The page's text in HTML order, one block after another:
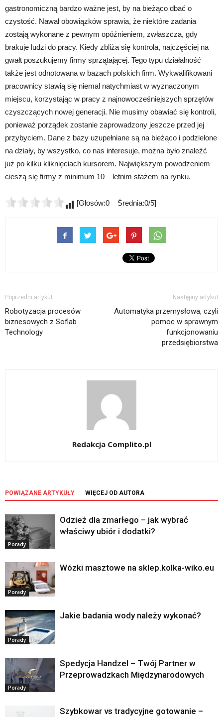
gastronomiczną bardzo ważne jest, by na bieżąco dbać o
czystość. Nawał obowiązków sprawia, że niektóre zadania
zostają wykonane z pewnym opóźnieniem, zwłaszcza, gdy
brakuje ludzi do pracy. Kiedy zbliża się kontrola, najczęściej na
gwałt poszukujemy firmy sprzątającej. Tego typu działalność
także jest odnotowana w bazach polskich firm. Wykwalifikowani
pracownicy stawią się niemal natychmiast w wyznaczonym
miejscu, korzystając w pracy z najnowocześniejszych sprzętów
czyszczących nowej generacji. Nie musimy obawiać się kontroli,
ponieważ porządek zostanie zaprowadzony jeszcze przed jej
przybyciem. Dane z bazy uzupełniane są na bieżąco i podzielone
na działy, by wszystko, co nas interesuje, można było znaleźć
już po kilku kliknięciach kursorem. Największym powodzeniem
cieszą się firmy z minimum 10 – letnim stażem na rynku.
[Głosów:0 Średnia:0/5]
Poprzedni artykuł
Robotyzacja procesów
biznesowych z Soflab
Technology
Następny artykuł
Automatyka przemysłowa, czyli
pomoc w sprawnym
funkcjonowaniu
przedsiębiorstwa
Redakcja Complito.pl
POWIĄZANE ARTYKUŁY WIĘCEJ OD AUTORA
Porady
Odzież dla zmarłego – jak wybrać
właściwy ubiór i dodatki?
Porady
Wózki masztowe na sklep.kolka-wiko.eu
Porady
Jakie badania wody należy wykonać?
Porady
Spedycja Handzel – Twój Partner w
Przeprowadzkach Międzynarodowych
Szybkowar vs tradycyjne gotowanie –